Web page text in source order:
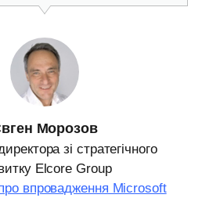
Морозов
зі стратегічного
Elcore Group
впровадження Microsoft